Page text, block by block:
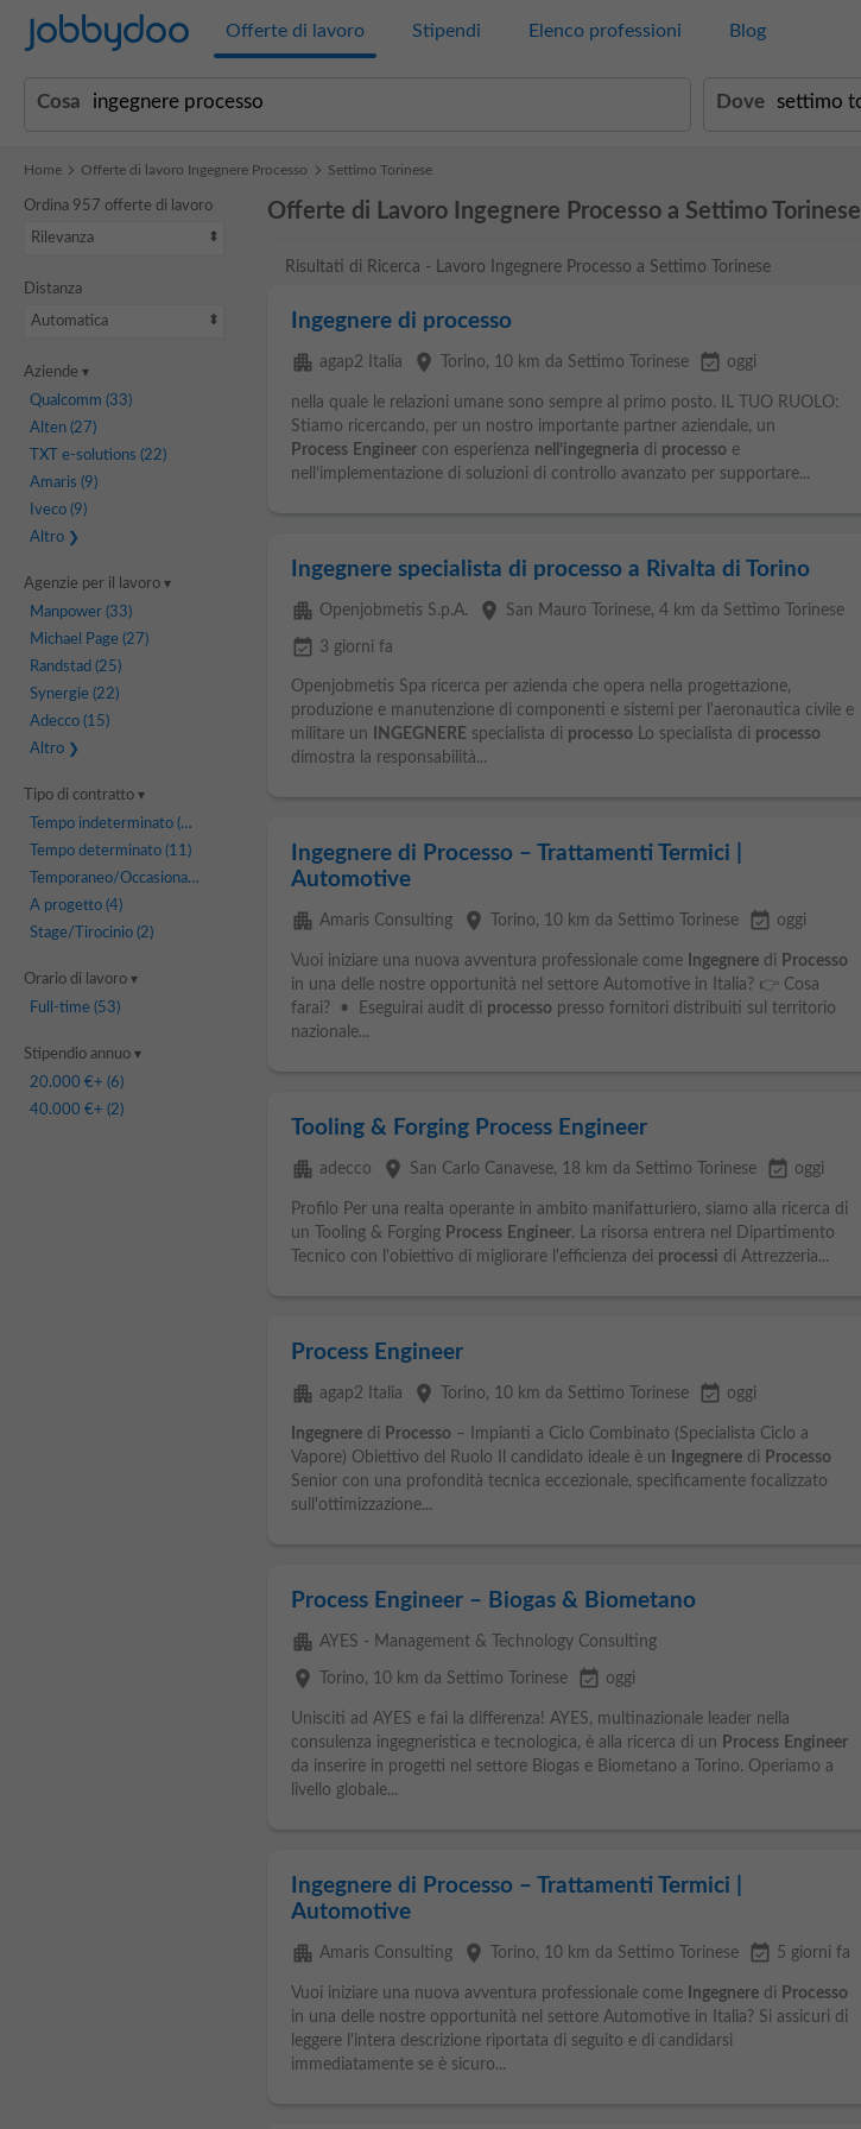
Jobbydoo Offerte di lavoro Stipendi Elenco professioni Blog
Cosa Dove
Home Offerte di lavoro Ingegnere Processo Settimo Torinese
Ordina 957 offerte di lavoro
Rilevanza
Distanza
Automatica
Aziende
Qualcomm (33)
Alten(27)
TXT e-solutions (22)
Amaris (9)
Iveco(9)
Altro
Agenzie per il lavoro
Manpower(33)
Michael Page(27)
Randstad (25)
Synergie(22)
Adecco(15)
Altro
Tipo di contratto
Tempo indeterminato(47)
Tempo determinato(11)
Temporaneo/Occasionale
A progetto(4)
Stage/Tirocinio(2)
Orario di lavoro
Full-time(53)
Stipendio annuo
20.000 €+ (6)
40.000 €+ (2)
Offerte di Lavoro Ingegnere Processo a Settimo Torinese
Risultati di Ricerca - Lavoro Ingegnere Processo a Settimo Torinese
Ingegnere di processo
apartment agap2 Italia place Torino, 10 km da Settimo Torinese event_available oggi
nella quale le relazioni umane sono sempre al primo posto. IL TUO RUOLO:
Stiamo ricercando, per un nostro importante partner aziendale, un
Process Engineercon esperienza nell’ingegneria di processoe
nell’implementazione di soluzioni di controllo avanzato per supportare...
Ingegnere specialista di processo a Rivalta di Torino
apartment Openjobmetis S.p.A. place San Mauro Torinese, 4 km da Settimo Torinese
event_available 3 giorni fa
Openjobmetis Spa ricerca per azienda che opera nella progettazione,
produzione e manutenzione di componenti e sistemi per l'aeronautica civile e
militare un
INGEGNEREspecialista di processoLo specialista di processo
dimostra la responsabilità...
Ingegnere di Processo – Trattamenti Termici |
Automotive
apartment Amaris Consulting place Torino, 10 km da Settimo Torinese event_available oggi
Vuoi iniziare una nuova avventura professionale come Ingegneredi Processo
in una delle nostre opportunità nel settore Automotive in Italia? 👉 Cosa
farai? • Eseguirai audit di processopresso fornitori distribuiti sul territorio
nazionale...
Tooling & Forging Process Engineer
apartment adecco place San Carlo Canavese, 18 km da Settimo Torinese event_available oggi
Profilo Per una realta operante in ambito manifatturiero, siamo alla ricerca di
un Tooling & Forging Process Engineer. La risorsa entrera nel Dipartimento
Tecnico con l'obiettivo di migliorare l'efficienza dei processi di Attrezzeria...
Process Engineer
apartment agap2 Italia place Torino, 10 km da Settimo Torinese event_available oggi
Ingegneredi Processo– Impianti a Ciclo Combinato (Specialista Ciclo a
Vapore) Obiettivo del Ruolo Il candidato ideale è un
Ingegneredi Processo
Senior con una profondità tecnica eccezionale, specificamente focalizzato
sull'ottimizzazione...
Process Engineer – Biogas & Biometano
apartment AYES - Management & Technology Consulting
place Torino, 10 km da Settimo Torinese event_available oggi
Unisciti ad AYES e fai la differenza! AYES, multinazionale leader nella
consulenza ingegneristica e tecnologica, è alla ricerca di un Process Engineer
da inserire in progetti nel settore Biogas e Biometano a Torino. Operiamo a
livello globale...
Ingegnere di Processo – Trattamenti Termici |
Automotive
apartment Amaris Consulting place Torino, 10 km da Settimo Torinese event_available 5 giorni fa
Vuoi iniziare una nuova avventura professionale come Ingegneredi Processo
in una delle nostre opportunità nel settore Automotive in Italia? Si assicuri di
leggere l'intera descrizione riportata di seguito e di candidarsi
immediatamente se è sicuro...